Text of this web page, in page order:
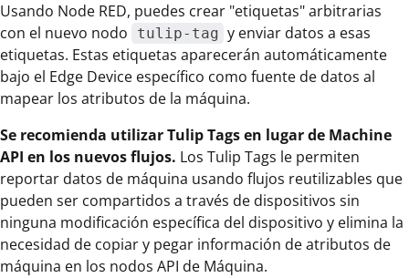
Usando Node RED, puedes crear "etiquetas" arbitrarias
con el nuevo nodo
tulip-tag y enviar datos a esas
etiquetas. Estas etiquetas aparecerán automáticamente
bajo el Edge Device específico como fuente de datos al
mapear los atributos de la máquina.
Se recomienda utilizar Tulip Tags en lugar de Machine
API en los nuevos flujos. Los Tulip Tags le permiten
reportar datos de máquina usando flujos reutilizables que
pueden ser compartidos a través de dispositivos sin
ninguna modificación específica del dispositivo y elimina la
necesidad de copiar y pegar información de atributos de
máquina en los nodos API de Máquina.